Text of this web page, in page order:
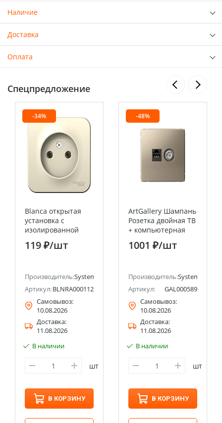
Наличие
Доставка
Оплата
Спецпредложение
(ранее Schneider Electric)
-34%
Blanca открытая
установка с
изолированной
пластиной
Молочный Розетка
(Schneider Electric)
119 ₽/шт
Производитель:Systeme Electric (ранее Schneider Electric)
Артикул:BLNRA000112
Самовывоз:
10.08.2026
Доставка:
11.08.2026
В наличии
шт
В КОРЗИНУ
-48%
ArtGallery Шампань
Розетка двойная ТВ
+ компьютерная
RJ45, кат. 5Е
Systeme Electric
1001 ₽/шт
Производитель:Systeme
Артикул:
GAL000589
Самовывоз:
10.08.2026
Доставка:
11.08.2026
В наличии
шт
В КОРЗИНУ